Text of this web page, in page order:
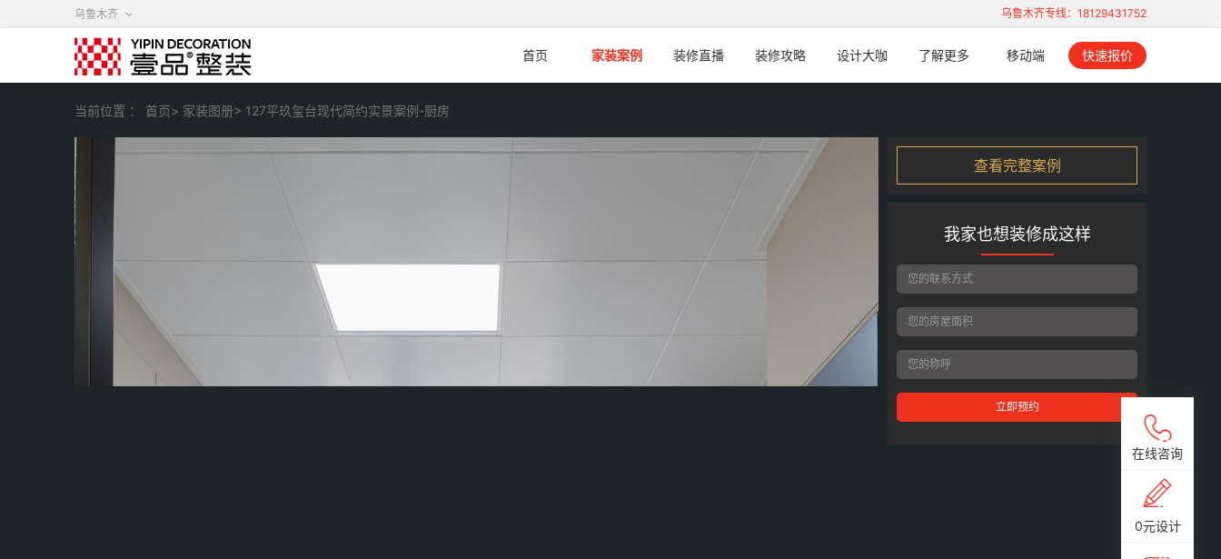
乌鲁木齐 乌鲁木齐专线：18129431752
首页 家装案例 装修直播 装修攻略 设计大咖 了解更多 移动端 快速报价
当前位置 ： 首页> 家装图册> 127平玖玺台现代简约实景案例-厨房
查看完整案例
我家也想装修成这样
在线咨询
0元设计